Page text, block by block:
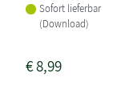
Sofort lieferbar
(Download)
€8,99